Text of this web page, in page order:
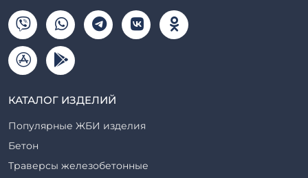
КАТАЛОГ ИЗДЕЛИЙ
Популярные ЖБИ изделия
Бетон
Траверсы железобетонные